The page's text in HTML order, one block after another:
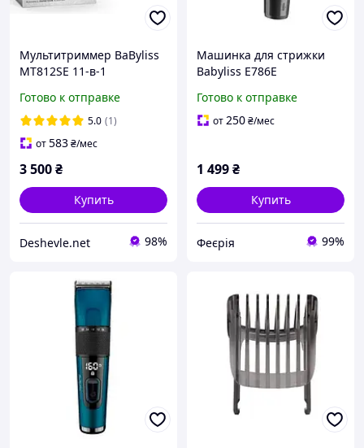
Мультитриммер BaByliss
MT812SE 11-в-1
Готово к отправке
5.0 (1)
от583₴/мес
3 500₴
Купить
Deshevle.net 98%
Машинка для стрижки
Babyliss E786E
Готово к отправке
от250₴/мес
1 499₴
Купить
Феєрія 99%